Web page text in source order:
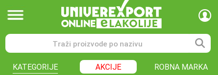
KATEGORIJE AKCIJE ROBNA MARKA